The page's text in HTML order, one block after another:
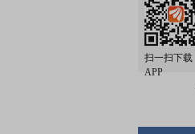
扫一扫下载
APP